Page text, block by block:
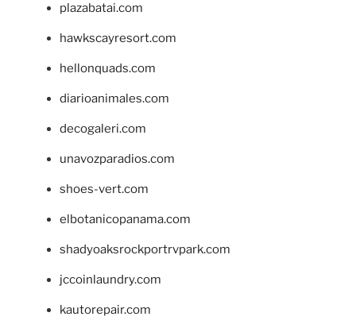
plazabatai.com
hawkscayresort.com
hellonquads.com
diarioanimales.com
decogaleri.com
unavozparadios.com
shoes-vert.com
elbotanicopanama.com
shadyoaksrockportrvpark.com
jccoinlaundry.com
kautorepair.com